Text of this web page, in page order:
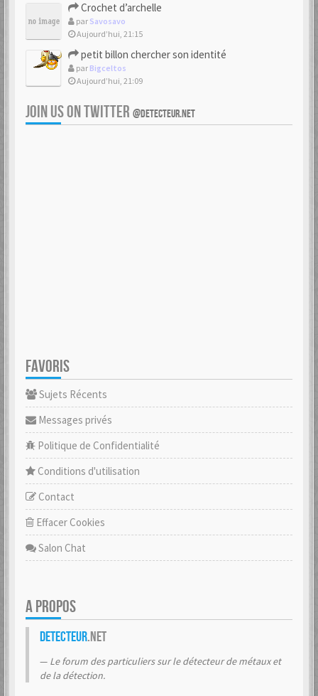
Crochet d’archelle
par Savosavo
Aujourd’hui, 21:15
petit billon chercher son identité
par Bigceltos
Aujourd’hui, 21:09
JOIN US ON TWITTER @DETECTEUR.NET
FAVORIS
Sujets Récents
Messages privés
Politique de Confidentialité
Conditions d'utilisation
Contact
Effacer Cookies
Salon Chat
A PROPOS
Detecteur.net
Le forum des particuliers sur le détecteur de métaux et
de la détection.